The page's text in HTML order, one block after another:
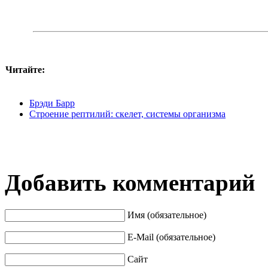
Читайте:
Брэди Барр
Строение рептилий: скелет, системы организма
Добавить комментарий
Имя (обязательное)
E-Mail (обязательное)
Сайт